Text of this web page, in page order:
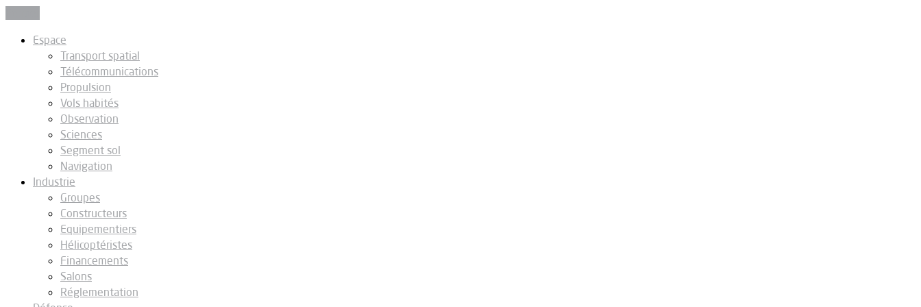
Espace
Transport spatial
Télécommunications
Propulsion
Vols habités
Observation
Sciences
Segment sol
Navigation
Industrie
Groupes
Constructeurs
Equipementiers
Hélicoptéristes
Financements
Salons
Réglementation